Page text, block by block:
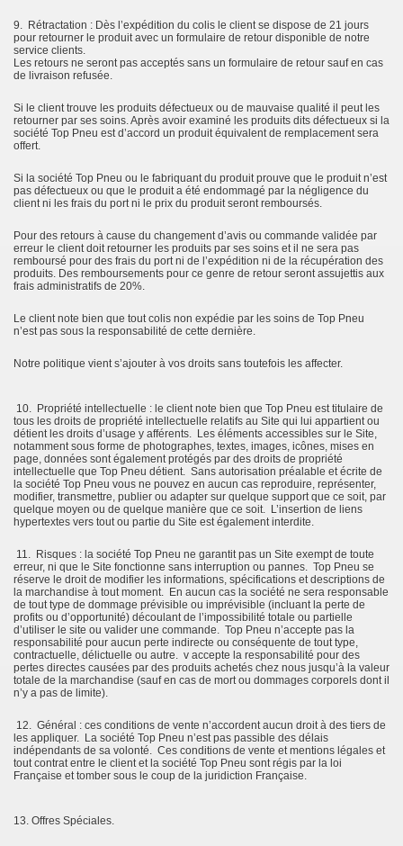
9. Rétractation : Dès l’expédition du colis le client se dispose de 21 jours
pour retourner le produit avec un formulaire de retour disponible de notre
service clients.
Les retours ne seront pas acceptés sans un formulaire de retour sauf en cas
de livraison refusée.
Si le client trouve les produits défectueux ou de mauvaise qualité il peut les
retourner par ses soins. Après avoir examiné les produits dits défectueux si la
société Top Pneu est d’accord un produit équivalent de remplacement sera
offert.
Si la société Top Pneu ou le fabriquant du produit prouve que le produit n’est
pas défectueux ou que le produit a été endommagé par la négligence du
client ni les frais du port ni le prix du produit seront remboursés.
Pour des retours à cause du changement d’avis ou commande validée par
erreur le client doit retourner les produits par ses soins et il ne sera pas
remboursé pour des frais du port ni de l’expédition ni de la récupération des
produits. Des remboursements pour ce genre de retour seront assujettis aux
frais administratifs de 20%.
Le client note bien que tout colis non expédie par les soins de Top Pneu
n’est pas sous la responsabilité de cette dernière.
Notre politique vient s’ajouter à vos droits sans toutefois les affecter.
10. Propriété intellectuelle : le client note bien que Top Pneu est titulaire de
tous les droits de propriété intellectuelle relatifs au Site qui lui appartient ou
détient les droits d’usage y afférents. Les éléments accessibles sur le Site,
notamment sous forme de photographes, textes, images, icônes, mises en
page, données sont également protégés par des droits de propriété
intellectuelle que Top Pneu détient. Sans autorisation préalable et écrite de
la société Top Pneu vous ne pouvez en aucun cas reproduire, représenter,
modifier, transmettre, publier ou adapter sur quelque support que ce soit, par
quelque moyen ou de quelque manière que ce soit. L’insertion de liens
hypertextes vers tout ou partie du Site est également interdite.
11. Risques : la société Top Pneu ne garantit pas un Site exempt de toute
erreur, ni que le Site fonctionne sans interruption ou pannes. Top Pneu se
réserve le droit de modifier les informations, spécifications et descriptions de
la marchandise à tout moment. En aucun cas la société ne sera responsable
de tout type de dommage prévisible ou imprévisible (incluant la perte de
profits ou d’opportunité) découlant de l’impossibilité totale ou partielle
d’utiliser le site ou valider une commande. Top Pneu n’accepte pas la
responsabilité pour aucun perte indirecte ou conséquente de tout type,
contractuelle, délictuelle ou autre. v accepte la responsabilité pour des
pertes directes causées par des produits achetés chez nous jusqu’à la valeur
totale de la marchandise (sauf en cas de mort ou dommages corporels dont il
n’y a pas de limite).
12. Général : ces conditions de vente n’accordent aucun droit à des tiers de
les appliquer. La société Top Pneu n’est pas passible des délais
indépendants de sa volonté. Ces conditions de vente et mentions légales et
tout contrat entre le client et la société Top Pneu sont régis par la loi
Française et tomber sous le coup de la juridiction Française.
13. Offres Spéciales.